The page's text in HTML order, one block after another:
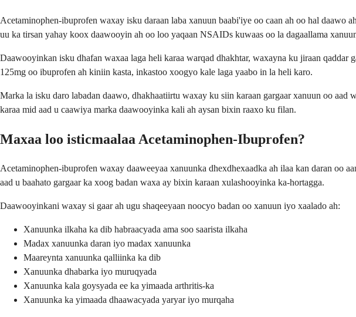
Acetaminophen-ibuprofen waxay isku daraan laba xanuun baabi'iye oo caan ah oo hal daawo
uu ka tirsan yahay koox daawooyin ah oo loo yaqaan NSAIDs kuwaas oo la dagaallama
Daawooyinkan isku dhafan waxaa laga heli karaa warqad dhakhtar, waxayna ku jiraan qaddar
125mg oo ibuprofen ah kiniin kasta, inkastoo xoogyo kale laga yaabo in la heli karo.
Marka la isku daro labadan daawo, dhakhaatiirtu waxay ku siin karaan gargaar xanuun oo
karaa mid aad u caawiya marka daawooyinka kali ah aysan bixin raaxo ku filan.
Maxaa loo isticmaalaa Acetaminophen-Ibuprofen?
Acetaminophen-ibuprofen waxay daaweeyaa xanuunka dhexdhexaadka ah ilaa kan daran oo
aad u baahato gargaar ka xoog badan waxa ay bixin karaan xulashooyinka ka-hortagga.
Daawooyinkani waxay si gaar ah ugu shaqeeyaan noocyo badan oo xanuun iyo xaalado ah:
Xanuunka ilkaha ka dib habraacyada ama soo saarista ilkaha
Madax xanuunka daran iyo madax xanuunka
Maareynta xanuunka qalliinka ka dib
Xanuunka dhabarka iyo muruqyada
Xanuunka kala goysyada ee ka yimaada arthritis-ka
Xanuunka ka yimaada dhaawacyada yaryar iyo murqaha